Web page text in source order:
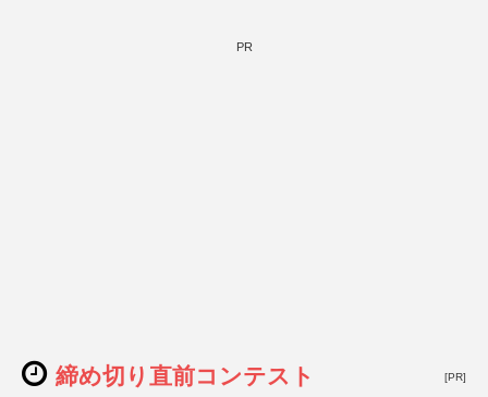
PR
締め切り直前コンテスト [PR]